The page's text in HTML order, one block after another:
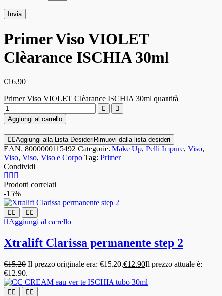
Primer Viso VIOLET
Clèarance ISCHIA 30ml
€16.90
Primer Viso VIOLET Clèarance ISCHIA 30ml quantità
Aggiungi al carrello
Aggiungi alla Lista Desideri Rimuovi dalla lista desideri
EAN: 8000000115492 Categorie: Make Up, Pelli Impure, Viso,
Viso, Viso, Viso e Corpo Tag: Primer
Condividi
Prodotti correlati
-15%
Aggiungi al carrello
Xtralift Clarissa permanente step 2
€15.20 Il prezzo originale era: €15.20.€12.90Il prezzo attuale è:
€12.90.